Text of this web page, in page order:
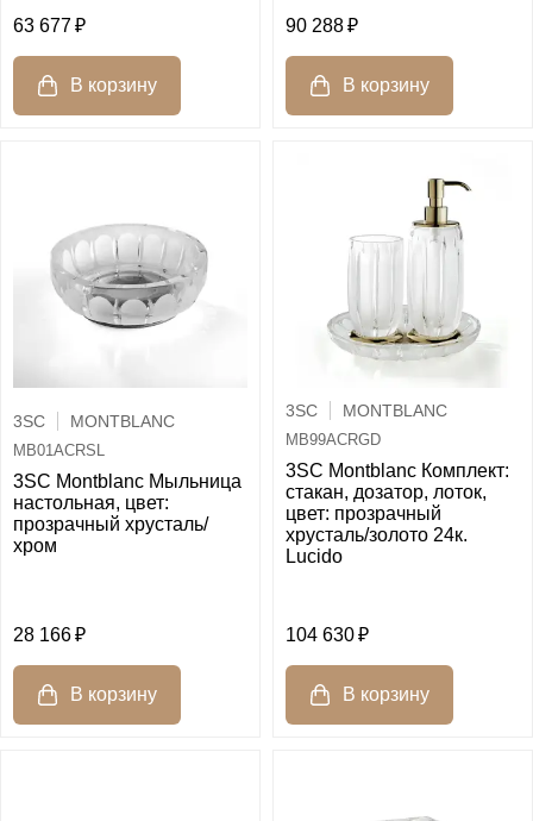
63 677 90 288
3SC MONTBLANC
MB01ACRSL
3SC Montblanc Мыльница
настольная, цвет:
прозрачный хрусталь/
хром
28 166
3SC MONTBLANC
MB99ACRGD
3SC Montblanc Комплект:
стакан, дозатор, лоток,
цвет: прозрачный
хрусталь/золото 24к.
Lucido
104 630